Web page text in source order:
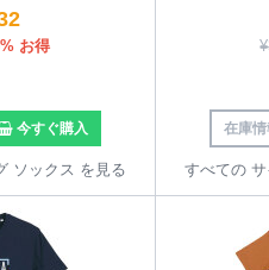
お得
今すぐ購入
ソックス を見る
¥
在庫情
すべての